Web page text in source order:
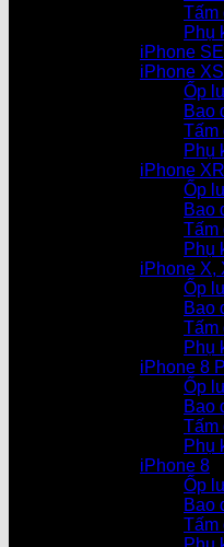
Tấm
Phụ
iPhone
iPhone
Ốp
Bao
Tấm
Phụ
iPhone XR
Ốp
Bao
Tấm
Phụ
iPhone X,
Ốp
Bao
Tấm
Phụ
iPhone 8
Ốp
Bao
Tấm
Phụ
iPhone 8
Ốp
Bao
Tấm